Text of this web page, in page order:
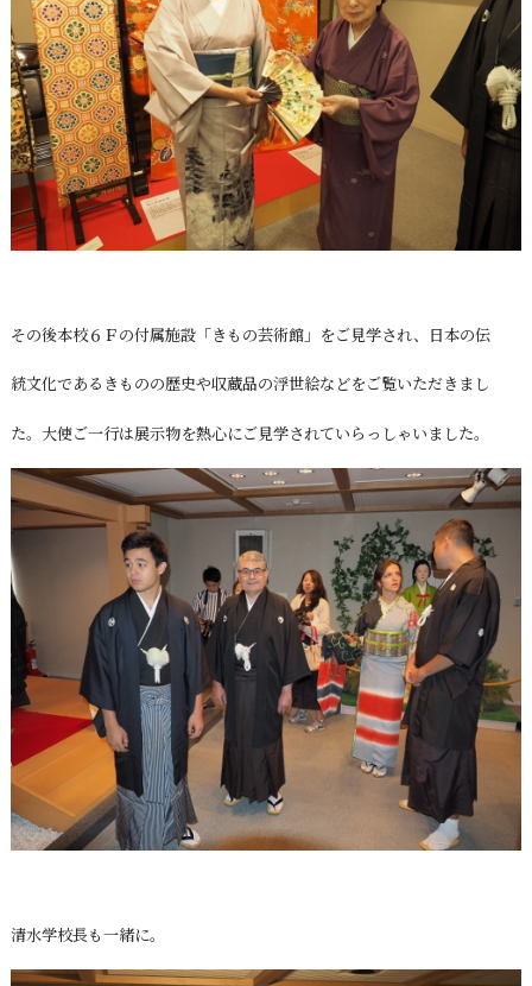
その後本校６Ｆの付属施設「きもの芸術館」をご見学され、日本の伝
統文化であるきものの歴史や収蔵品の浮世絵などをご覧いただきまし
た。大使ご一行は展示物を熱心にご見学されていらっしゃいました。
清水学校長も一緒に。